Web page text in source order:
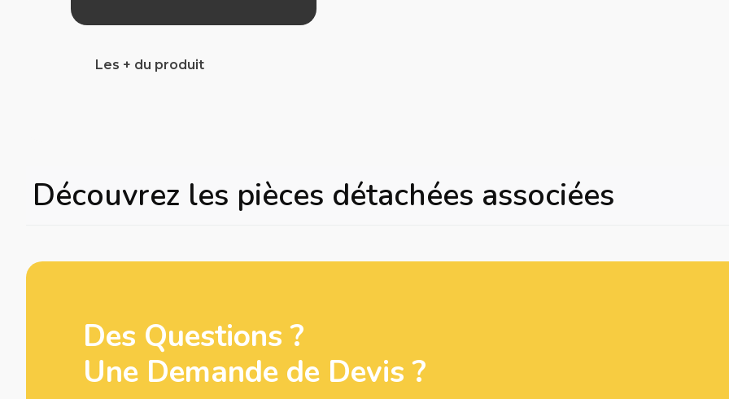
Les + du produit
Découvrez les pièces détachées associées
Des Questions ?
Une Demande de Devis ?